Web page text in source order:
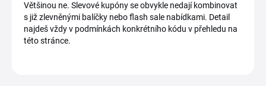
Většinou ne. Slevové kupóny se obvykle nedají kombinovat
s již zlevněnými balíčky nebo flash sale nabídkami. Detail
najdeš vždy v podmínkách konkrétního kódu v přehledu na
této stránce.